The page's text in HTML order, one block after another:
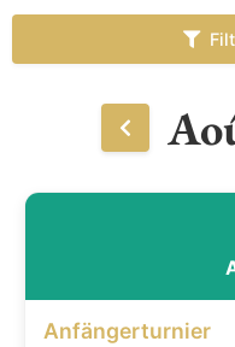
Anfängerturnier